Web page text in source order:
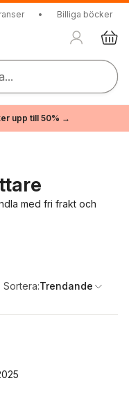
• Billiga böcker
upp till 50% →
med fri frakt och
Sortera:Trendande